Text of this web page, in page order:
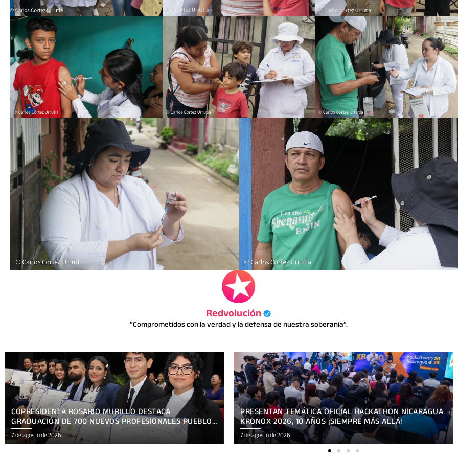
Redvolución
“Comprometidos con la verdad y la defensa de nuestra soberanía”.
PRESENTAN TEMÁTICA OFICIAL HACKATHON NICARAGUA
KRONOX 2026, 10 AÑOS ¡SIEMPRE MÁS ALLÁ!
7 de agosto de 2026
ENCUENTRO DE APRENDIZAJE SOBRE COMUNICACIÓN E
INTELIGENCIA ARTIFICIAL
7 de agosto de 2026